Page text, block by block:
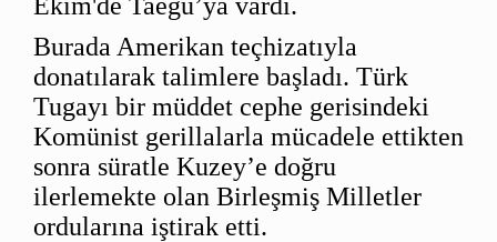
Burada Amerikan teçhizatıyla
donatılarak talimlere başladı. Türk
Tugayı bir müddet cephe gerisindeki
Komünist gerillalarla mücadele ettikten
sonra süratle Kuzey’e doğru
ilerlemekte olan Birleşmiş Milletler
ordularına iştirak etti.